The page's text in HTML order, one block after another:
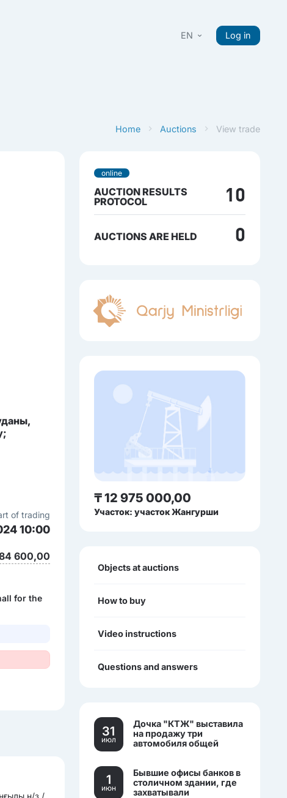
EN Log in
Home Auctions View trade
of trading
10:00
600,00
for the
н/з /
online
AUCTION RESULTS
PROTOCOL
10
AUCTIONS ARE HELD 0
₸ 12 975 000,00
Участок: участок Жангурши
Objects at auctions
How to buy
Video instructions
Questions and answers
31
июл
Дочка "КТЖ" выставила
на продажу три
автомобиля общей
1
июн
Бывшие офисы банков в
столичном здании, где
захватывали